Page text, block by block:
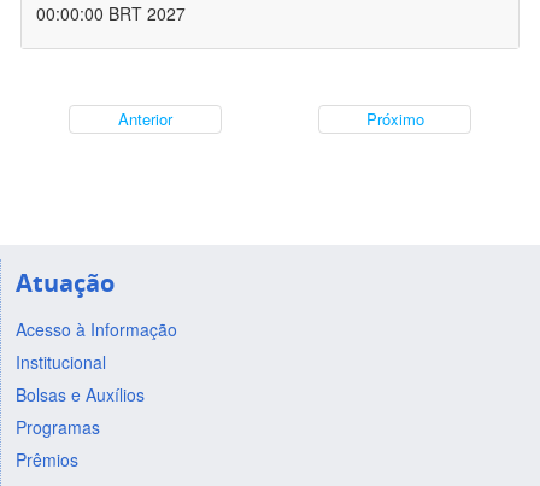
00:00:00 BRT 2027
Anterior Próximo
Atuação
Acesso à Informação
Institucional
Bolsas e Auxílios
Programas
Prêmios